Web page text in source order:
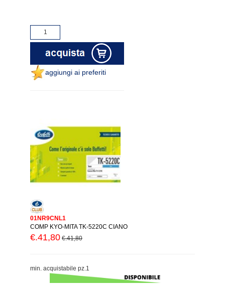
aggiungi ai preferiti
01NR9CNL1
COMP KYO-MITA TK-5220C CIANO
€.41,80 €.41,80
min. acquistabile pz.1